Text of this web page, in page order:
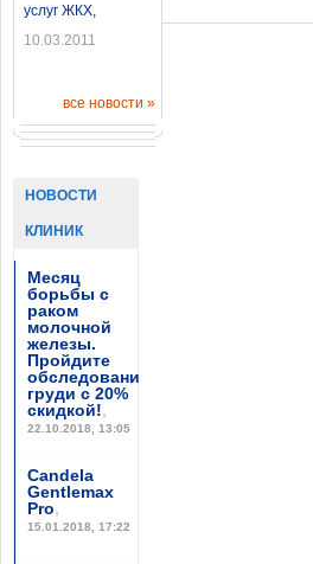
услуг ЖКХ,
10.03.2011
все новости »
НОВОСТИ
КЛИНИК
Месяц
борьбы с
раком
молочной
железы.
Пройдите
обследование
груди с 20%
скидкой!,
22.10.2018, 13:05
Candela
Gentlemax
Pro,
15.01.2018, 17:22